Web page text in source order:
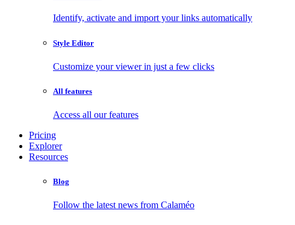
Identify, activate and import your links automatically
Style Editor
Customize your viewer in just a few clicks
All features
Access all our features
Pricing
Explorer
Resources
Blog
Follow the latest news from Calaméo